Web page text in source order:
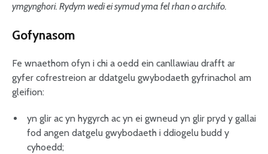
ymgynghori. Rydym wedi ei symud yma fel rhan o archifo.
Gofynasom
Fe wnaethom ofyn i chi a oedd ein canllawiau drafft ar
gyfer cofrestreion ar ddatgelu gwybodaeth gyfrinachol am
gleifion:
yn glir ac yn hygyrch ac yn ei gwneud yn glir pryd y gallai
fod angen datgelu gwybodaeth i ddiogelu budd y
cyhoedd;